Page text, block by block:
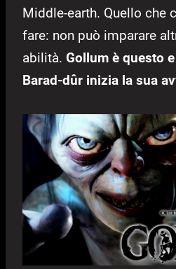
Middle-earth. Quello che
fare: non può imparare
abilità. Gollum è questo
Barad-dûr inizia la sua